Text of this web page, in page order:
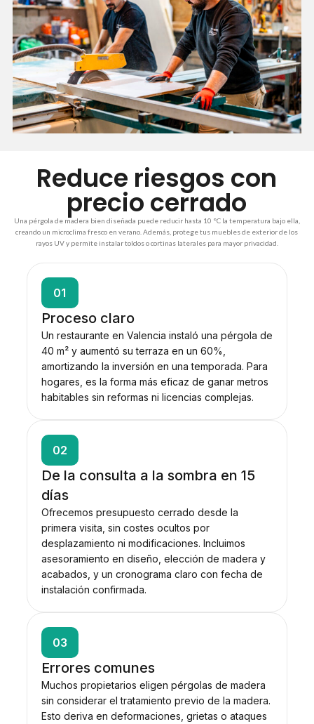
Reduce riesgos con
precio cerrado
Una pérgola de madera bien diseñada puede reducir hasta 10 °C la temperatura bajo ella,
creando un microclima fresco en verano. Además, protege tus muebles de exterior de los
rayos UV y permite instalar toldos o cortinas laterales para mayor privacidad.
01
Proceso claro
Un restaurante en Valencia instaló una pérgola de
40 m² y aumentó su terraza en un 60%,
amortizando la inversión en una temporada. Para
hogares, es la forma más eficaz de ganar metros
habitables sin reformas ni licencias complejas.
02
De la consulta a la sombra en 15
días
Ofrecemos presupuesto cerrado desde la
primera visita, sin costes ocultos por
desplazamiento ni modificaciones. Incluimos
asesoramiento en diseño, elección de madera y
acabados, y un cronograma claro con fecha de
instalación confirmada.
03
Errores comunes
Muchos propietarios eligen pérgolas de madera
sin considerar el tratamiento previo de la madera.
Esto deriva en deformaciones, grietas o ataques